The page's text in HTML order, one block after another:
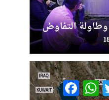
وطاولة التفاوض
FacebookWhatsApp